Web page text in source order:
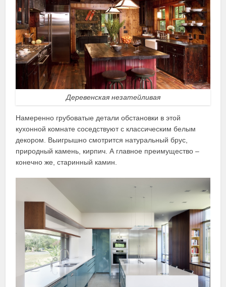
Деревенская незатейливая
Намеренно грубоватые детали обстановки в этой
кухонной комнате соседствуют с классическим белым
декором. Выигрышно смотрится натуральный брус,
природный камень, кирпич. А главное преимущество –
конечно же, старинный камин.